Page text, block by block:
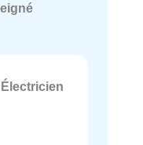
Électricien